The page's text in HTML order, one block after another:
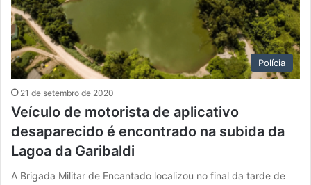
Polícia
21 de setembro de 2020
Veículo de motorista de aplicativo
desaparecido é encontrado na subida da
Lagoa da Garibaldi
A Brigada Militar de Encantado localizou no final da tarde de